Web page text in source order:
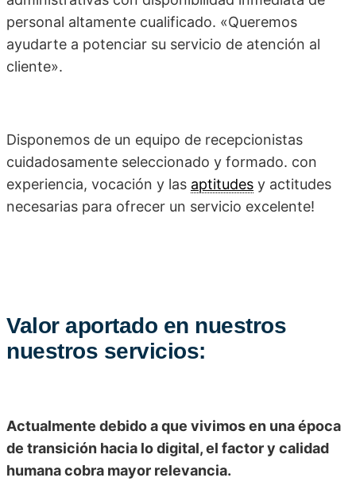
personal altamente cualificado. «Queremos
ayudarte a potenciar su servicio de atención al
cliente».
Disponemos de un equipo de recepcionistas
cuidadosamente seleccionado y formado. con
experiencia, vocación y las aptitudes y actitudes
necesarias para ofrecer un servicio excelente!
Valor aportado en nuestros
nuestros servicios:
Actualmente debido a que vivimos en una época
de transición hacia lo digital, el factor y calidad
humana cobra mayor relevancia.